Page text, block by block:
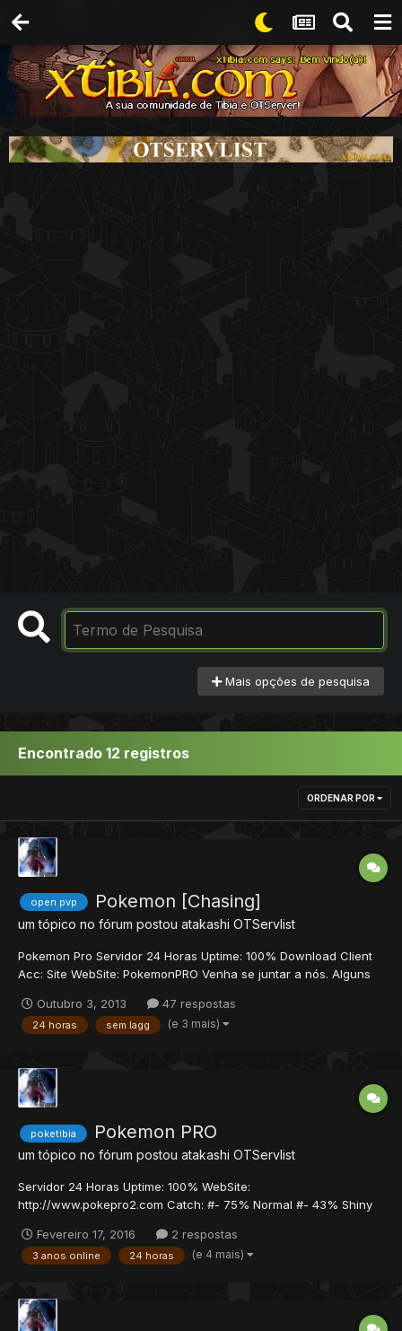
Mais opções de pesquisa
Encontrado 12 registros
ORDENAR POR
open pvp Pokemon [Chasing]
um tópico no fórum postou atakashi OTServlist
Pokemon Pro Servidor 24 Horas Uptime: 100% Download Client
Acc: Site WebSite: PokemonPRO Venha se juntar a nós. Alguns
página no Face.
Outubro 3, 2013 47 respostas
24 horas sem lagg (e 3 mais)
poketibia Pokemon PRO
um tópico no fórum postou atakashi OTServlist
Servidor 24 Horas Uptime: 100% WebSite:
http://www.pokepro2.com Catch: #- 75% Normal #- 43% Shiny
#- Water Valley #- Tyranitar Quest #- Raikou Quest #- Ditto
Quest #- Suicune Fun Jungle #- Mew Temple Quest #- Boost
Fevereiro 17, 2016 2 respostas
3 anos online 24 horas (e 4 mais)